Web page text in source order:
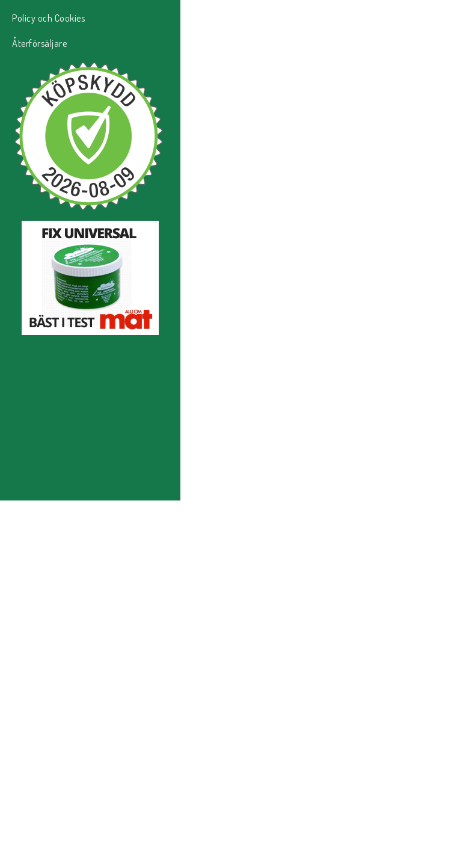
Policy och Cookies
Återförsäljare